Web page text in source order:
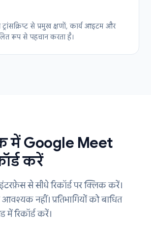
से प्रमुख क्षणों, कार्य आइटम और
रूप से पहचान करता है।
में Google Meet
करें
से सीधे रिकॉर्ड पर क्लिक करें।
नहीं। प्रतिभागियों को बाधित
में रिकॉर्ड करें।